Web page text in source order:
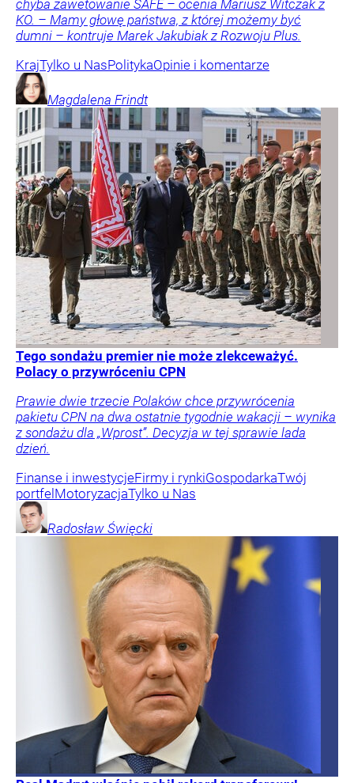
chyba zawetowanie SAFE – ocenia Mariusz Witczak z
KO. – Mamy głowę państwa, z której możemy być
dumni – kontruje Marek Jakubiak z Rozwoju Plus.
KrajTylko u NasPolitykaOpinie i komentarze
Magdalena Frindt
Tego sondażu premier nie może zlekceważyć.
Polacy o przywróceniu CPN
Prawie dwie trzecie Polaków chce przywrócenia
pakietu CPN na dwa ostatnie tygodnie wakacji – wynika
z sondażu dla „Wprost”. Decyzja w tej sprawie lada
dzień.
Finanse i inwestycjeFirmy i rynkiGospodarkaTwój
portfel MotoryzacjaTylko u Nas
Radosław Święcki